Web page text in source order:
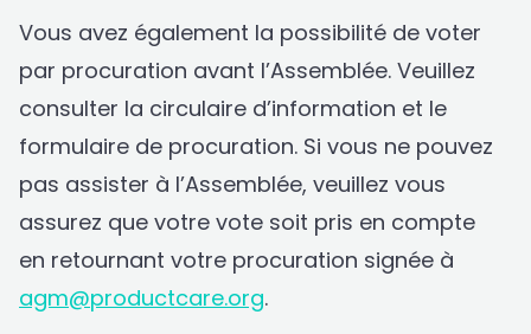
Vous avez également la possibilité de voter
par procuration avant l’Assemblée. Veuillez
consulter la circulaire d’information et le
formulaire de procuration. Si vous ne pouvez
pas assister à l’Assemblée, veuillez vous
assurez que votre vote soit pris en compte
en retournant votre procuration signée à
agm@productcare.org.